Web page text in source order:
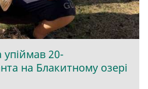
20-
на Блакитному озері